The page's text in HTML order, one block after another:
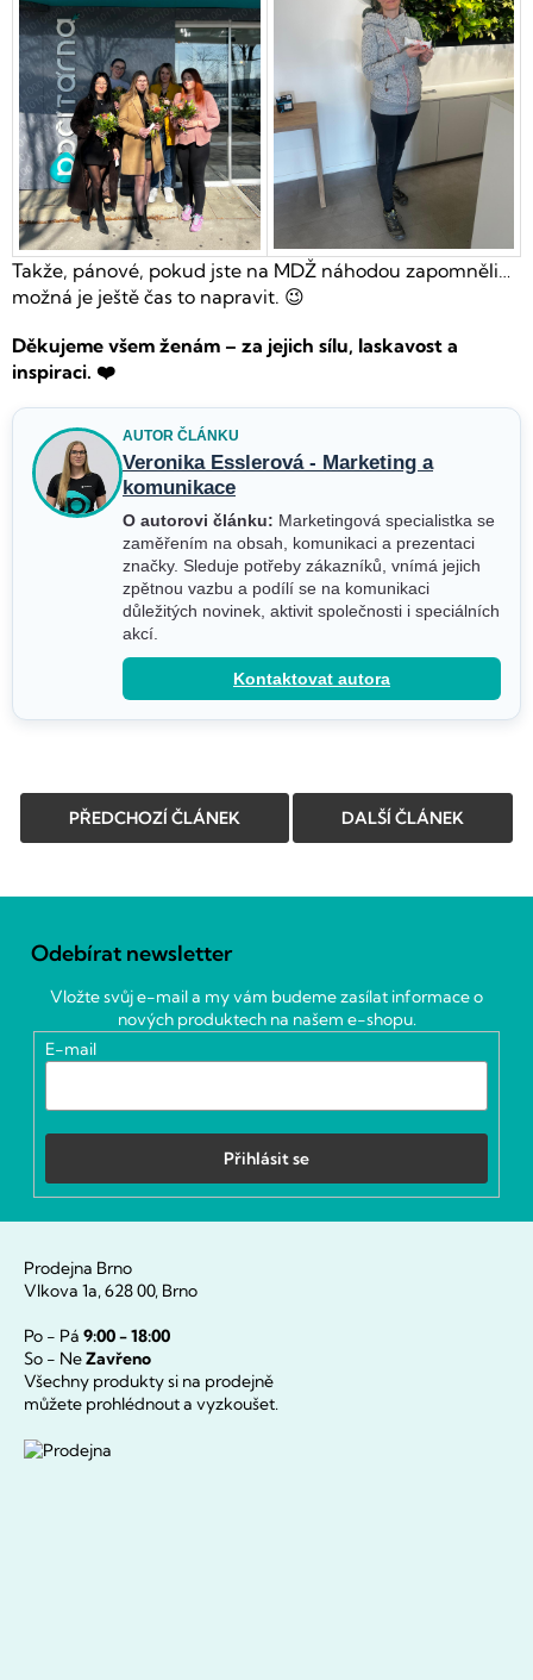
Takže, pánové, pokud jste na MDŽ náhodou zapomněli…
možná je ještě čas to napravit. 😉
Děkujeme všem ženám – za jejich sílu, laskavost a
inspiraci. ❤️
AUTOR ČLÁNKU
Veronika Esslerová - Marketing a
komunikace
O autorovi článku: Marketingová specialistka se
zaměřením na obsah, komunikaci a prezentaci
značky. Sleduje potřeby zákazníků, vnímá jejich
zpětnou vazbu a podílí se na komunikaci
důležitých novinek, aktivit společnosti i speciálních
akcí.
Kontaktovat autora
PŘEDCHOZÍ ČLÁNEK DALŠÍ ČLÁNEK
Odebírat newsletter
Vložte svůj e-mail a my vám budeme zasílat informace o
nových produktech na našem e-shopu.
E-mail
Přihlásit se
Prodejna Brno
Vlkova 1a, 628 00, Brno
Po - Pá 9:00 - 18:00
So - NeZavřeno
Všechny produkty si na prodejně
můžete prohlédnout a vyzkoušet.